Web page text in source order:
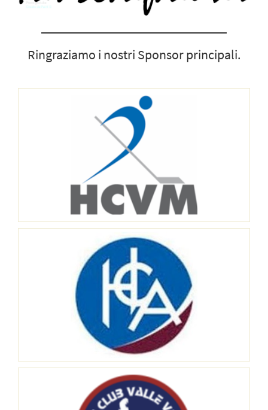
Ringraziamo i nostri Sponsor principali.